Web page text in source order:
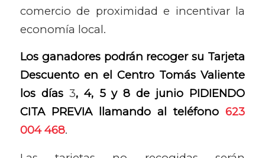
comercio de proximidad e incentivar la
economía local.
Los ganadores podrán recoger su Tarjeta
Descuento en el Centro Tomás Valiente
los días3, 4, 5 y 8 de junio PIDIENDO
CITA PREVIA llamando al teléfono623
004 468.